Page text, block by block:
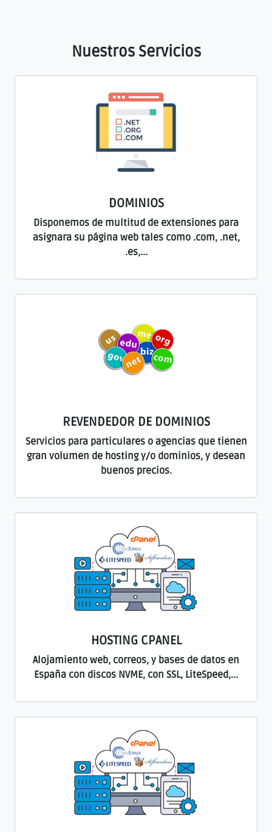
Nuestros Servicios
DOMINIOS
Disponemos de multitud de extensiones para
asignara su página web tales como .com, .net,
.es,...
REVENDEDOR DE DOMINIOS
Servicios para particulares o agencias que tienen
gran volumen de hosting y/o dominios, y desean
buenos precios.
HOSTING CPANEL
Alojamiento web, correos, y bases de datos en
España con discos NVME, con SSL, LiteSpeed,...